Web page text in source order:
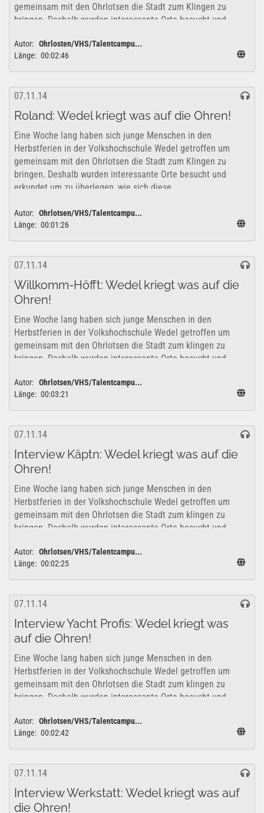
gemeinsam mit den Ohrlotsen die Stadt zum Klingen zu
bringen. Deshalb wurden interessante Orte besucht und
Autor: Ohrlosten/VHS/Talentcampu...
Länge: 00:02:46
07.11.14
Roland: Wedel kriegt was auf die Ohren!
Eine Woche lang haben sich junge Menschen in den
Herbstferien in der Volkshochschule Wedel getroffen um
gemeinsam mit den Ohrlotsen die Stadt zum Klingen zu
bringen. Deshalb wurden interessante Orte besucht und
erkundet um zu überlegen, wie sich diese...
Autor: Ohrlotsen/VHS/Talentcampu...
Länge: 00:01:26
07.11.14
Willkomm-Höfft: Wedel kriegt was auf die
Ohren!
Eine Woche lang haben sich junge Menschen in den
Herbstferien in der Volkshochschule Wedel getroffen um
gemeinsam mit den Ohrlotsen die Stadt zum klingen zu
bringen. Deshalb wurden interessante Orte besucht und
Autor: Ohrlotsen/VHS/Talentcampu...
Länge: 00:03:21
07.11.14
Interview Käptn: Wedel kriegt was auf die
Ohren!
Eine Woche lang haben sich junge Menschen in den
Herbstferien in der Volkshochschule Wedel getroffen um
gemeinsam mit den Ohrlotsen die Stadt zum klingen zu
bringen. Deshalb wurden interessante Orte besucht und
Autor: Ohrlotsen/VHS/Talentcampu...
Länge: 00:02:25
07.11.14
Interview Yacht Profis: Wedel kriegt was
auf die Ohren!
Eine Woche lang haben sich junge Menschen in den
Herbstferien in der Volkshochschule Wedel getroffen um
gemeinsam mit den Ohrlotsen die Stadt zum klingen zu
bringen. Deshalb wurden interessante Orte besucht und
Autor: Ohrlotsen/VHS/Talentcampu...
Länge: 00:02:42
07.11.14
Interview Werkstatt: Wedel kriegt was auf
die Ohren!